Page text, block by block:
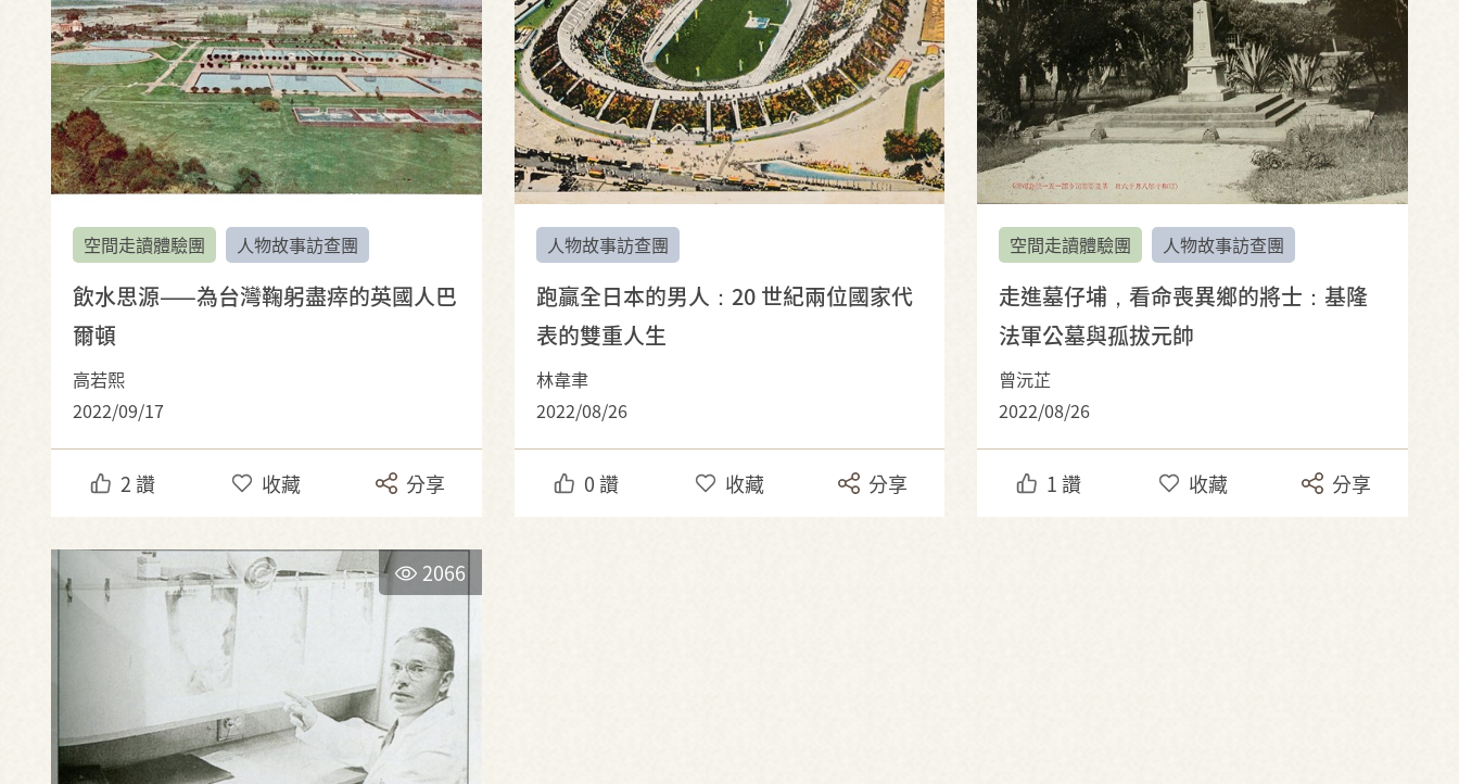
空間走讀體驗團 人物故事訪查團
飲水思源——為台灣鞠躬盡瘁的英國人巴
爾頓
高若熙
2022/09/17
2讚 收藏 分享
人物故事訪查團
跑贏全日本的男人：20 世紀兩位國家代
表的雙重人生
林韋聿
2022/08/26
0讚 收藏 分享
空間走讀體驗團 人物故事訪查團
走進墓仔埔，看命喪異鄉的將士：基隆
法軍公墓與孤拔元帥
曾沅芷
2022/08/26
1讚 收藏 分享
2066